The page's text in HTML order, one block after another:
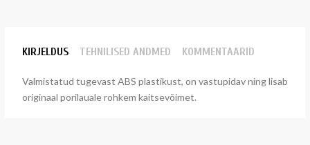
KIRJELDUS TEHNILISED ANDMED KOMMENTAARID
Valmistatud tugevast ABS plastikust, on vastupidav ning lisab
originaal porilauale rohkem kaitsevõimet.